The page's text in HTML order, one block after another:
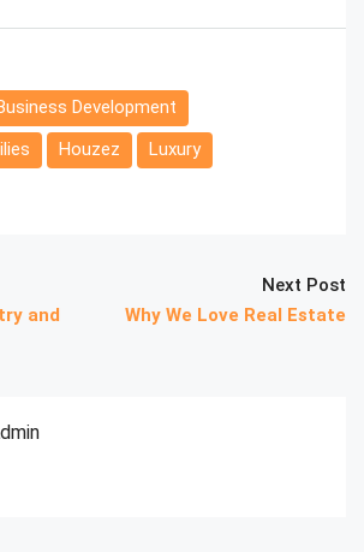
Development
Houzez
Luxury
and
Next Post
Why We Love Real Estate